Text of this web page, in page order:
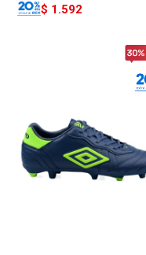
$ 1.592